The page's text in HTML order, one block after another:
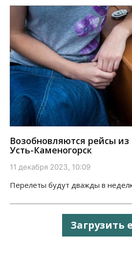
Возобновляются рейсы из
Усть-Каменогорск
11 декабря 2023, 10:09
Перелеты будут дважды в
Загрузить